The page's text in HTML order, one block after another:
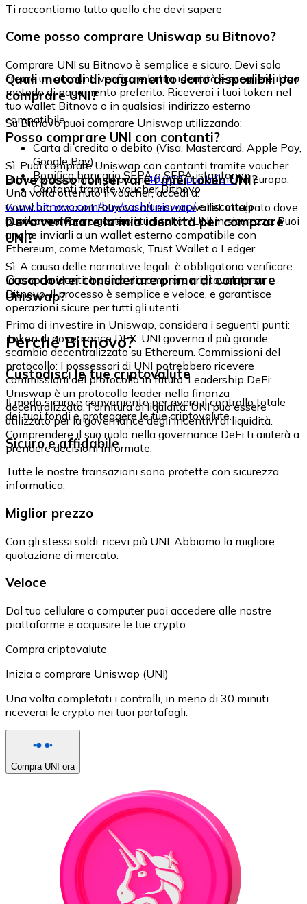
Ti raccontiamo tutto quello che devi sapere
Come posso comprare Uniswap su Bitnovo?
Comprare UNI su Bitnovo è semplice e sicuro. Devi solo
creare un account, verificare la tua identità e scegliere il tuo
metodo di pagamento preferito. Riceverai i tuoi token nel
tuo wallet Bitnovo o in qualsiasi indirizzo esterno
compatibile.
Quali metodi di pagamento sono disponibili per
comprare UNI?
Su Bitnovo puoi comprare Uniswap utilizzando:
Carta di credito o debito (Visa, Mastercard, Apple Pay,
Google Pay)
Bonifico bancario SEPA o SEPA istantaneo
Contanti tramite voucher Bitnovo
Posso comprare UNI con contanti?
Sì. Puoi comprare Uniswap con contanti tramite voucher
Bitnovo, disponibili in più di40.000 punti fisiciin Europa.
Una volta ottenuto il voucher, accedi a:
www.bitnovo.com/buy/cash/uniswap/e riscattalo
rapidamente e in sicurezza.
Dove posso conservare i miei token UNI?
Con il tuo account Bitnovo ottieni un wallet integrato dove
puoi conservare e gestire i tuoi token UNI in sicurezza. Puoi
anche inviarli a un wallet esterno compatibile con
Ethereum, come Metamask, Trust Wallet o Ledger.
Devo verificare la mia identità per comprare
UNI?
Sì. A causa delle normative legali, è obbligatorio verificare
la propria identità prima di comprare criptovalute su
Bitnovo. Il processo è semplice e veloce, e garantisce
operazioni sicure per tutti gli utenti.
Cosa dovrei considerare prima di comprare
Uniswap?
Prima di investire in Uniswap, considera i seguenti punti:
Token di governance DEX: UNI governa il più grande
scambio decentralizzato su Ethereum. Commissioni del
protocollo: I possessori di UNI potrebbero ricevere
commissioni del protocollo in futuro. Leadership DeFi:
Uniswap è un protocollo leader nella finanza
decentralizzata. Fornitura di liquidità: UNI può essere
utilizzato per la governance degli incentivi di liquidità.
Comprendere il suo ruolo nella governance DeFi ti aiuterà a
prendere decisioni informate.
Perché Bitnovo?
Custodisci le tue criptovalute
Il modo sicuro e conveniente per avere il controllo totale
dei tuoi fondi e proteggere le tue criptovalute.
Sicuro e affidabile
Tutte le nostre transazioni sono protette con sicurezza
informatica.
Miglior prezzo
Con gli stessi soldi, ricevi più UNI. Abbiamo la migliore
quotazione di mercato.
Veloce
Dal tuo cellulare o computer puoi accedere alle nostre
piattaforme e acquisire le tue crypto.
Compra criptovalute
Inizia a comprare Uniswap (UNI)
Una volta completati i controlli, in meno di 30 minuti
riceverai le crypto nei tuoi portafogli.
Compra UNI ora